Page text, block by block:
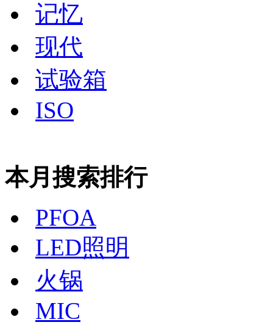
记忆
现代
试验箱
ISO
本月搜索排行
PFOA
LED照明
火锅
MIC